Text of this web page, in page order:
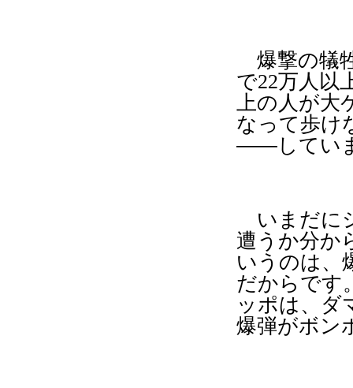
爆撃の犠
で22万人以
上の人が
なって歩け
――して
いまだに
遭うか分か
いうのは、
だからです
ッポは、ダ
爆弾がボン